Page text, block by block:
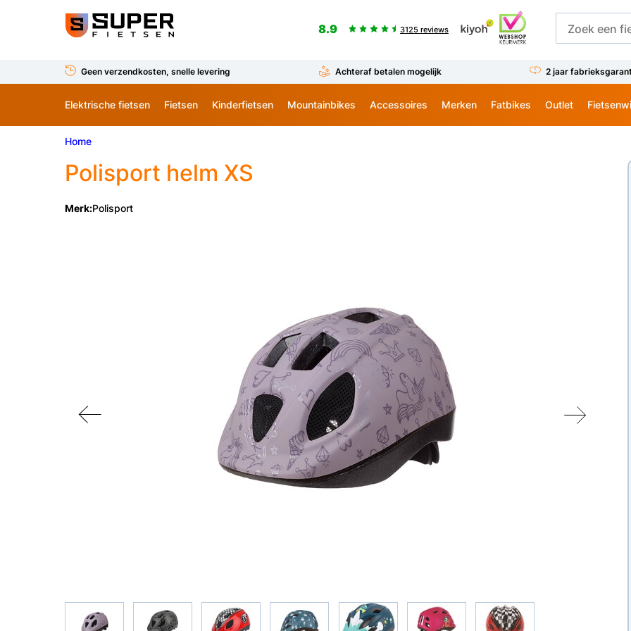
8.9 3125 reviews
Geen verzendkosten, snelle levering Achteraf betalen mogelijk 2 jaar
Elektrische fietsen Fietsen Kinderfietsen Mountainbikes Accessoires Merken Fatbikes Outlet
Home
Polisport helm XS
Merk:Polisport